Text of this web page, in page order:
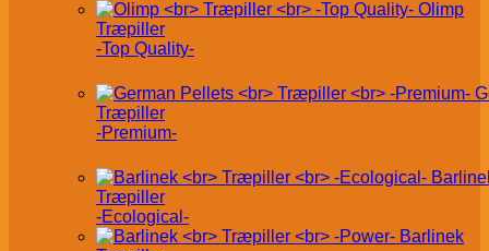
Olimp
Træpiller
-Top Quality-
Træpiller
-Premium-
Træpiller
-Ecological-
Barlinek